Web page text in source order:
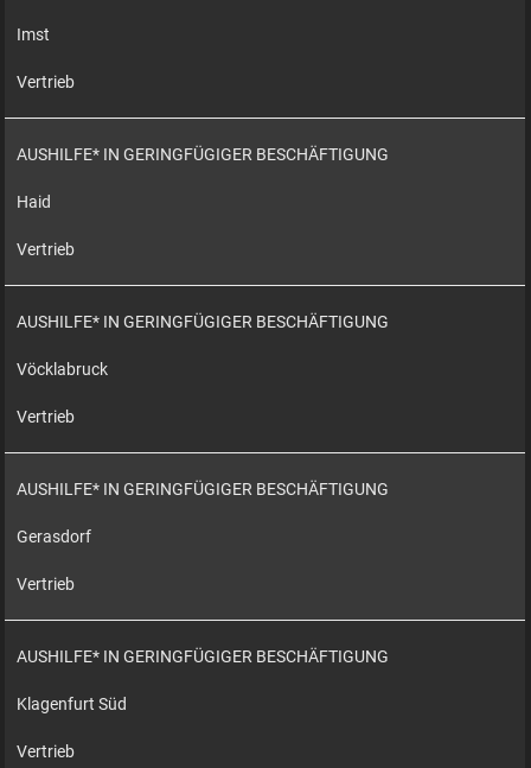
Imst
Vertrieb
AUSHILFE* IN GERINGFÜGIGER BESCHÄFTIGUNG
Haid
Vertrieb
AUSHILFE* IN GERINGFÜGIGER BESCHÄFTIGUNG
Vöcklabruck
Vertrieb
AUSHILFE* IN GERINGFÜGIGER BESCHÄFTIGUNG
Gerasdorf
Vertrieb
AUSHILFE* IN GERINGFÜGIGER BESCHÄFTIGUNG
Klagenfurt Süd
Vertrieb